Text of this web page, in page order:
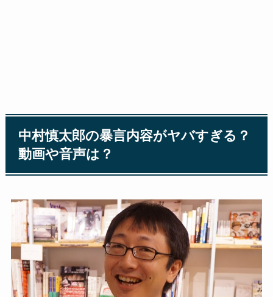
中村慎太郎の暴言内容がヤバすぎる？
動画や音声は？